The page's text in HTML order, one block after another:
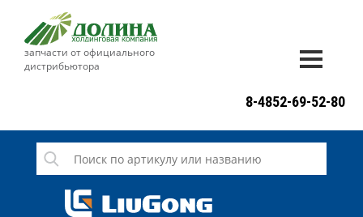
запчасти от официального
дистрибьютора
СЕРВИС
НОВОСТИ
8-4852-69-52-80